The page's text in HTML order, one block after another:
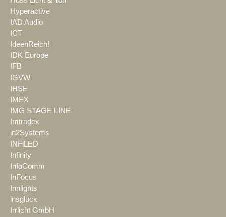
Hyperactive
IAD Audio
ICT
IdeenReich!
IDK Europe
IFB
IGVW
IHSE
IMEX
IMG STAGE LINE
Imtradex
in2Systems
INFiLED
Infinity
InfoComm
InFocus
Innlights
insglück
Irrlicht GmbH